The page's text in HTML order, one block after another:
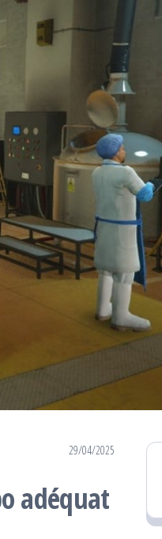
29/04/2025
adéquat